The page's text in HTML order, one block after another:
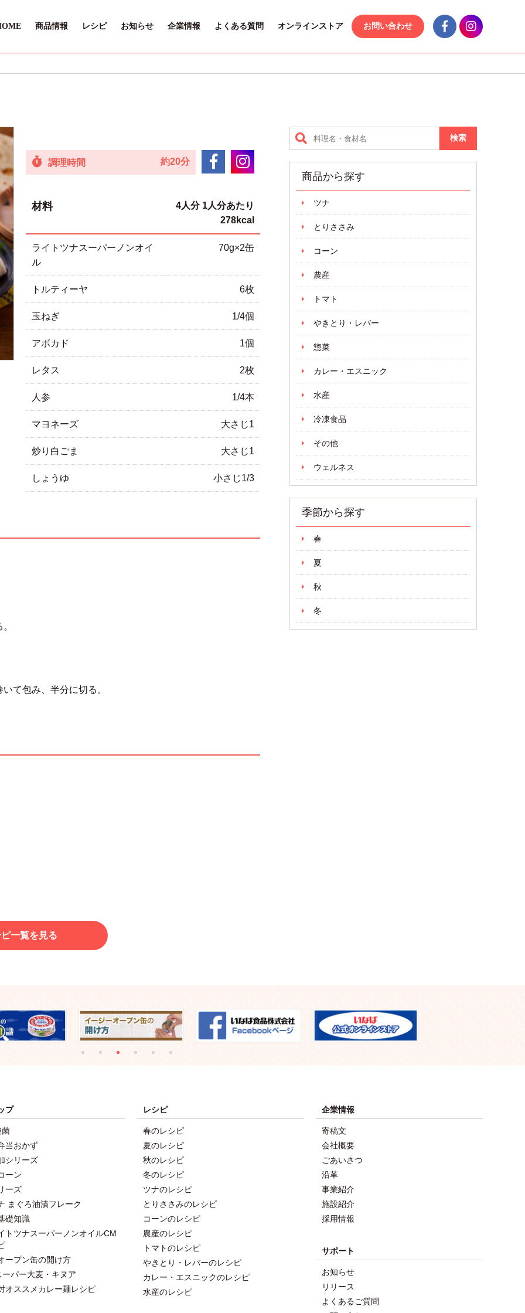
商品情報 レシピ お知らせ 企業情報 よくある質問 オンラインストア お問い合わせ
調理時間 約20分
材料
4人分 1人分あたり
278kcal
ライトツナスーパーノンオイ
ル
70g×2缶
トルティーヤ 6枚
玉ねぎ 1/4個
アボカド 1個
レタス 2枚
人参 1/4本
マヨネーズ 大さじ1
炒り白ごま 大さじ1
しょうゆ 小さじ1/3
て包み、半分に切る。
一覧を見る
商品から探す
ツナ
とりささみ
コーン
農産
トマト
やきとり・レバー
惣菜
カレー・エスニック
水産
冷凍食品
その他
ウェルネス
季節から探す
春
夏
秋
冬
プ
菌
当おかず
シリーズ
ーン
ーズ
まぐろ油漬フレーク
礎知識
トツナスーパーノンオイルCM
ープン缶の開け方
ーパー大麦・キヌア
オススメカレー麺レシピ
レシピ
春のレシピ
夏のレシピ
秋のレシピ
冬のレシピ
ツナのレシピ
とりささみのレシピ
コーンのレシピ
農産のレシピ
トマトのレシピ
やきとり・レバーのレシピ
カレー・エスニックのレシピ
水産のレシピ
企業情報
寄稿文
会社概要
ごあいさつ
沿革
事業紹介
施設紹介
採用情報
サポート
お知らせ
リリース
よくあるご質問